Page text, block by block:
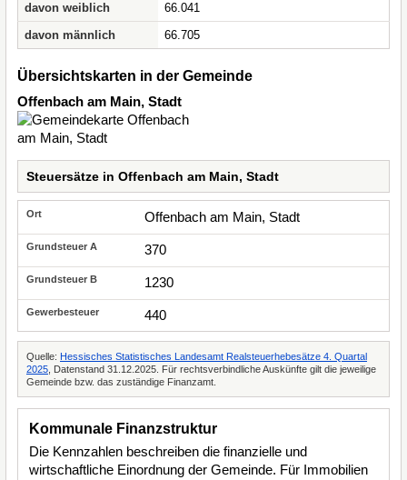
davon weiblich
66.041
davon männlich
66.705
Übersichtskarten in der Gemeinde
Offenbach am Main, Stadt
Steuersätze in Offenbach am Main, Stadt
Offenbach am Main, Stadt
370
1230
440
Quelle: Hessisches Statistisches Landesamt Realsteuerhebesätze 4. Quartal
2025 , Datenstand 31.12.2025. Für rechtsverbindliche Auskünfte gilt die jeweilige
Gemeinde bzw. das zuständige Finanzamt.
Kommunale Finanzstruktur
Die Kennzahlen beschreiben die finanzielle und
wirtschaftliche Einordnung der Gemeinde. Für Immobilien